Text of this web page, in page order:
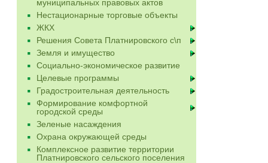
муниципальных правовых актов
Нестационарные торговые объекты
ЖКХ
Решения Совета Платнировского с\п
Земля и имущество
Социально-экономическое развитие
Целевые программы
Градостроительная деятельность
Формирование комфортной
городской среды
Зеленые насаждения
Охрана окружающей среды
Комплексное развитие территории
Платнировского сельского поселения